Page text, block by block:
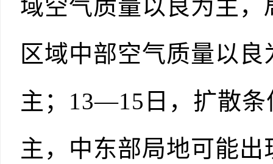
域空气质量以良为主
区域中部空气质量以
主；13—15日，扩散
主，中东部局地可能